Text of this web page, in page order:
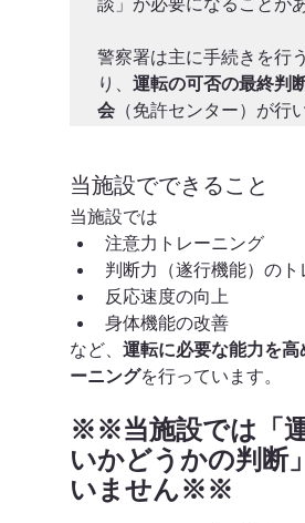
警察署は主に手続きを行
り、 運転の可否の最終判
会（免許センター）が行
当施設でできること
当施設では
注意力トレーニング
判断力（遂行機能）の
反応速度の向上
身体機能の改善
など、 運転に必要な能力を
ーニングを行っています。
※※当施設では「
いかどうかの判断
いません※※